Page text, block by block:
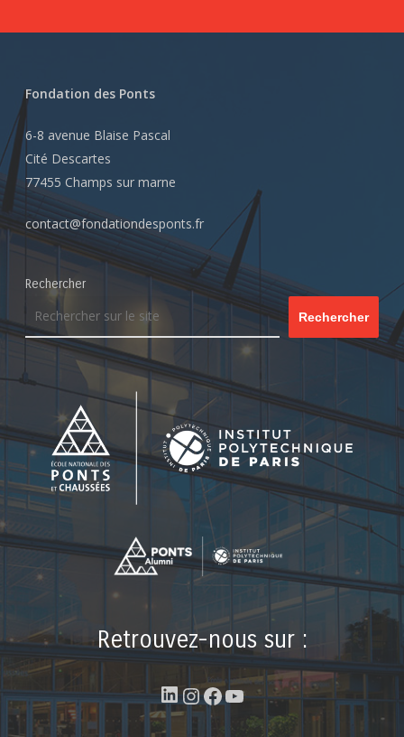
Fondation des Ponts
6-8 avenue Blaise Pascal
Cité Descartes
77455 Champs sur marne
contact@fondationdesponts.fr
Rechercher
Rechercher
Retrouvez-nous sur :
LinkedIn
Instagram
Facebook
YouTube